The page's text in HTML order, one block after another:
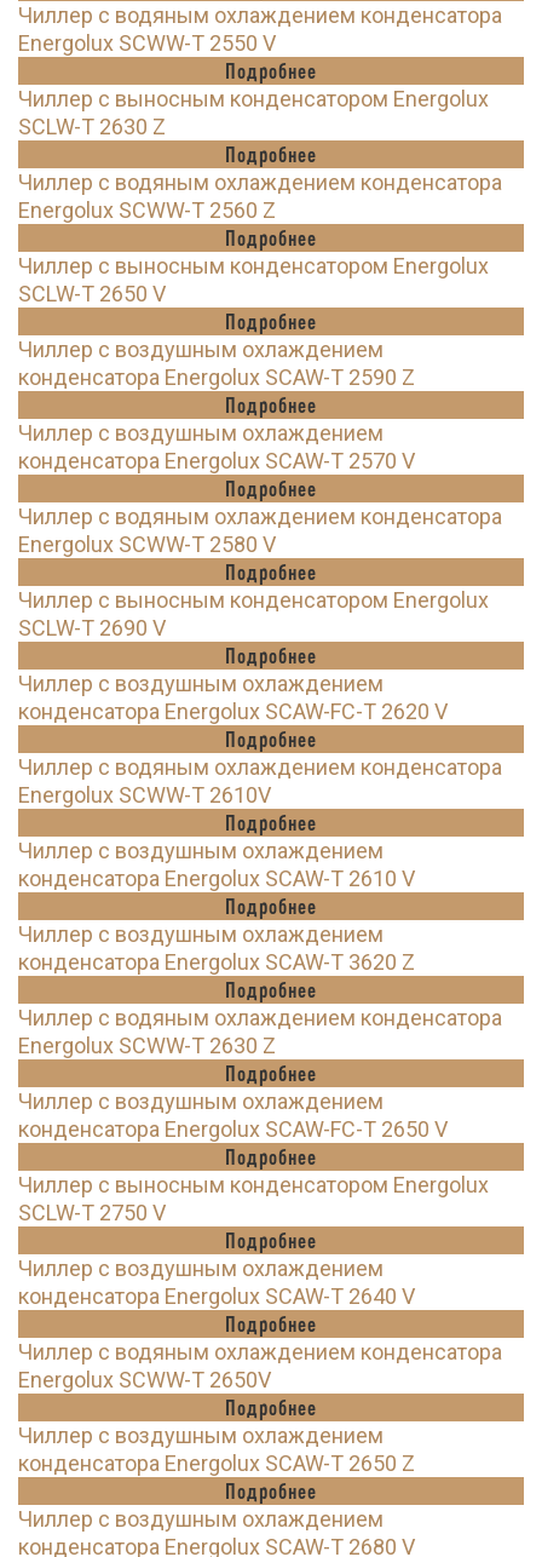
Чиллер с водяным охлаждением конденсатора
Energolux SCWW-T 2550 V
Подробнее
Чиллер с выносным конденсатором Energolux
SCLW-T 2630 Z
Подробнее
Чиллер с водяным охлаждением конденсатора
Energolux SCWW-T 2560 Z
Подробнее
Чиллер с выносным конденсатором Energolux
SCLW-T 2650 V
Подробнее
Чиллер с воздушным охлаждением
конденсатора Energolux SCAW-T 2590 Z
Подробнее
Чиллер с воздушным охлаждением
конденсатора Energolux SCAW-T 2570 V
Подробнее
Чиллер с водяным охлаждением конденсатора
Energolux SCWW-T 2580 V
Подробнее
Чиллер с выносным конденсатором Energolux
SCLW-T 2690 V
Подробнее
Чиллер с воздушным охлаждением
конденсатора Energolux SCAW-FC-T 2620 V
Подробнее
Чиллер с водяным охлаждением конденсатора
Energolux SCWW-T 2610V
Подробнее
Чиллер с воздушным охлаждением
конденсатора Energolux SCAW-T 2610 V
Подробнее
Чиллер с воздушным охлаждением
конденсатора Energolux SCAW-T 3620 Z
Подробнее
Чиллер с водяным охлаждением конденсатора
Energolux SCWW-T 2630 Z
Подробнее
Чиллер с воздушным охлаждением
конденсатора Energolux SCAW-FC-T 2650 V
Подробнее
Чиллер с выносным конденсатором Energolux
SCLW-T 2750 V
Подробнее
Чиллер с воздушным охлаждением
конденсатора Energolux SCAW-T 2640 V
Подробнее
Чиллер с водяным охлаждением конденсатора
Energolux SCWW-T 2650V
Подробнее
Чиллер с воздушным охлаждением
конденсатора Energolux SCAW-T 2650 Z
Подробнее
Чиллер с воздушным охлаждением
конденсатора Energolux SCAW-T 2680 V